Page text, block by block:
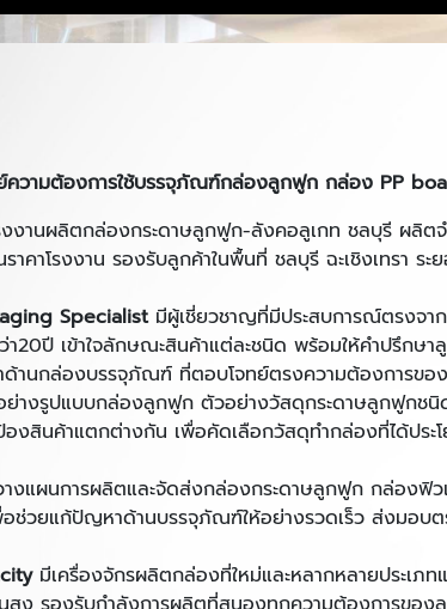
ความต้องการใช้บรรจุภัณฑ์กล่องลูกฟูก กล่อง PP
รงงานผลิตกล่องกระดาษลูกฟูก-ลังคอลูเกท ชลบุรี ผลิต
คาโรงงาน รองรับลูกค้าในพื้นที่ ชลบุรี ฉะเชิงเทรา ระ
Specialistมีผู้เชี่ยวชาญที่มีประสบการณ์ตรงจา
20ปี เข้าใจลักษณะสินค้าแต่ละชนิด พร้อมให้คำปรึกษา
านกล่องบรรจุภัณฑ์ ที่ตอบโจทย์ตรงความต้องการขอ
ย่างรูปแบบกล่องลูกฟูก ตัวอย่างวัสดุกระดาษลูกฟูกช
งสินค้าแตกต่างกัน เพื่อคัดเลือกวัสดุทำกล่องที่ได้ประโ
งแผนการผลิตและจัดส่งกล่องกระดาษลูกฟูก กล่องฟิว
ช่วยแก้ปัญหาด้านบรรจุภัณฑ์ให้อย่างรวดเร็ว ส่งมอบต
มีเครื่องจักรผลิตกล่องที่ใหม่และหลากหลายประเภท